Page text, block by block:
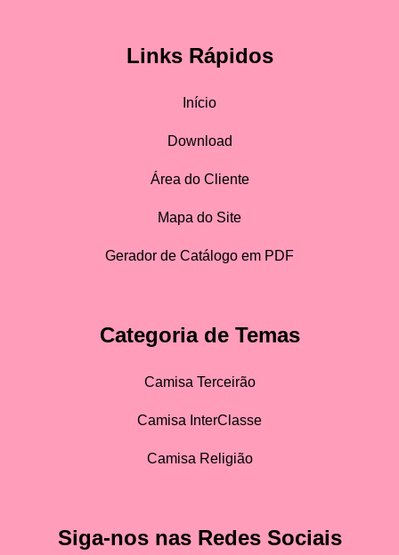
Links Rápidos
Início
Download
Área do Cliente
Mapa do Site
Gerador de Catálogo em PDF
Categoria de Temas
Camisa Terceirão
Camisa InterClasse
Camisa Religião
Siga-nos nas Redes Sociais